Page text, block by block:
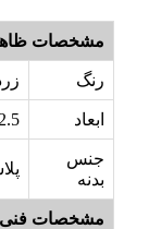
مشخصات
رنگ
ابعاد 12.5 × 12.5 × 28 سانتی‌متر
جنس
بدنه
مشخصات فنی